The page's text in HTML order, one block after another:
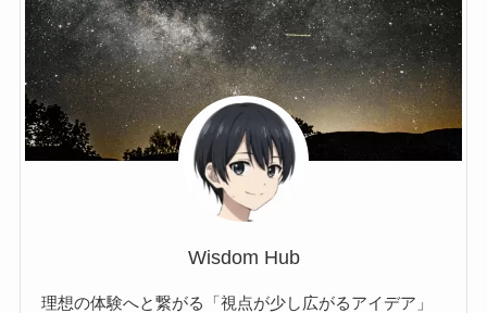
Wisdom Hub
理想の体験へと繋がる「視点が少し広がるアイデア」